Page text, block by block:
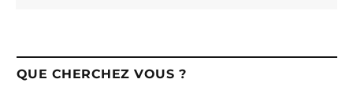
QUE CHERCHEZ VOUS ?